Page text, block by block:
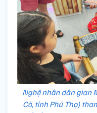
Nghệ nhân dân gian
Cò, tỉnh Phú Thọ)